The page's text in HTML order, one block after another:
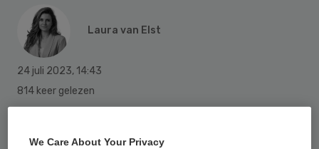
Laura van Elst
24 juli 2023, 14:43
814 keer gelezen
de gehandicaptenzorg is een feit. Een grote
We Care About Your Privacy